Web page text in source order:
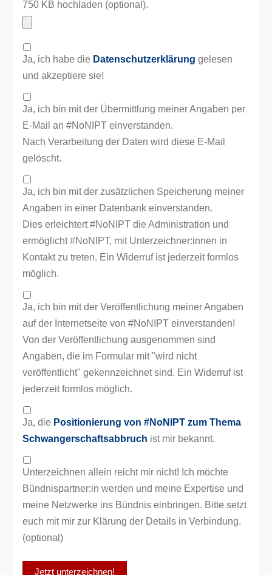
750 KB hochladen (optional).
Ja, ich habe die Datenschutzerklärung gelesen
und akzeptiere sie!
Ja, ich bin mit der Übermittlung meiner Angaben per
E-Mail an #NoNIPT einverstanden.
Nach Verarbeitung der Daten wird diese E-Mail
gelöscht.
Ja, ich bin mit der zusätzlichen Speicherung meiner
Angaben in einer Datenbank einverstanden.
Dies erleichtert #NoNIPT die Administration und
ermöglicht #NoNIPT, mit Unterzeichner:innen in
Kontakt zu treten. Ein Widerruf ist jederzeit formlos
möglich.
Ja, ich bin mit der Veröffentlichung meiner Angaben
auf der Internetseite von #NoNIPT einverstanden!
Von der Veröffentlichung ausgenommen sind
Angaben, die im Formular mit "wird nicht
veröffentlicht" gekennzeichnet sind. Ein Widerruf ist
jederzeit formlos möglich.
Ja, die Positionierung von #NoNIPT zum Thema
Schwangerschaftsabbruch ist mir bekannt.
Unterzeichnen allein reicht mir nicht! Ich möchte
Bündnispartner:in werden und meine Expertise und
meine Netzwerke ins Bündnis einbringen. Bitte setzt
euch mit mir zur Klärung der Details in Verbindung.
(optional)